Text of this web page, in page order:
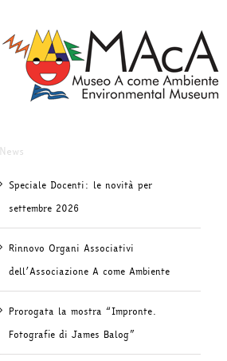
News
Speciale Docenti: le novità per
settembre 2026
Rinnovo Organi Associativi
dell’Associazione A come Ambiente
Prorogata la mostra “Impronte.
Fotografie di James Balog”